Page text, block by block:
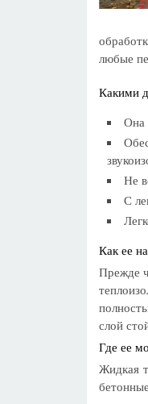
любые
Какими
Она
Не
С
Как ее
Прежде
слой
Где ее
Жидкая